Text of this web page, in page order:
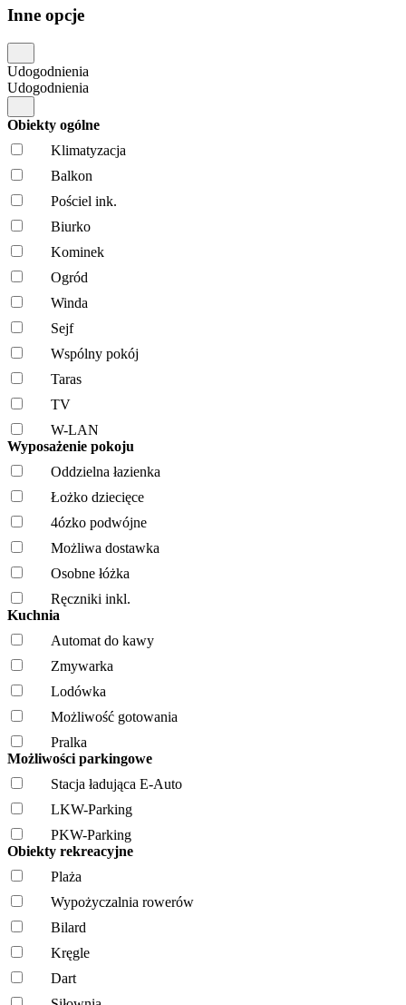
Inne opcje
Udogodnienia
Udogodnienia
Obiekty ogólne
Klimatyzacja
Balkon
Pościel ink.
Biurko
Kominek
Ogród
Winda
Sejf
Wspólny pokój
Taras
TV
W-LAN
Wyposażenie pokoju
Oddzielna łazienka
Łożko dziecięce
4ózko podwójne
Możliwa dostawka
Osobne łóżka
Ręczniki inkl.
Kuchnia
Automat do kawy
Zmywarka
Lodówka
Możliwość gotowania
Pralka
Możliwości parkingowe
Stacja ładująca E-Auto
LKW-Parking
PKW-Parking
Obiekty rekreacyjne
Plaża
Wypożyczalnia rowerów
Bilard
Kręgle
Dart